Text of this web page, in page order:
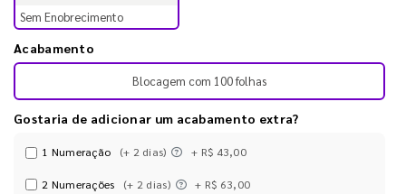
Sem Enobrecimento
Acabamento
Blocagem com 100 folhas
Gostaria de adicionar um acabamento extra?
1 Numeração (+ 2 dias) + R$ 43,00
2 Numerações (+ 2 dias) + R$ 63,00